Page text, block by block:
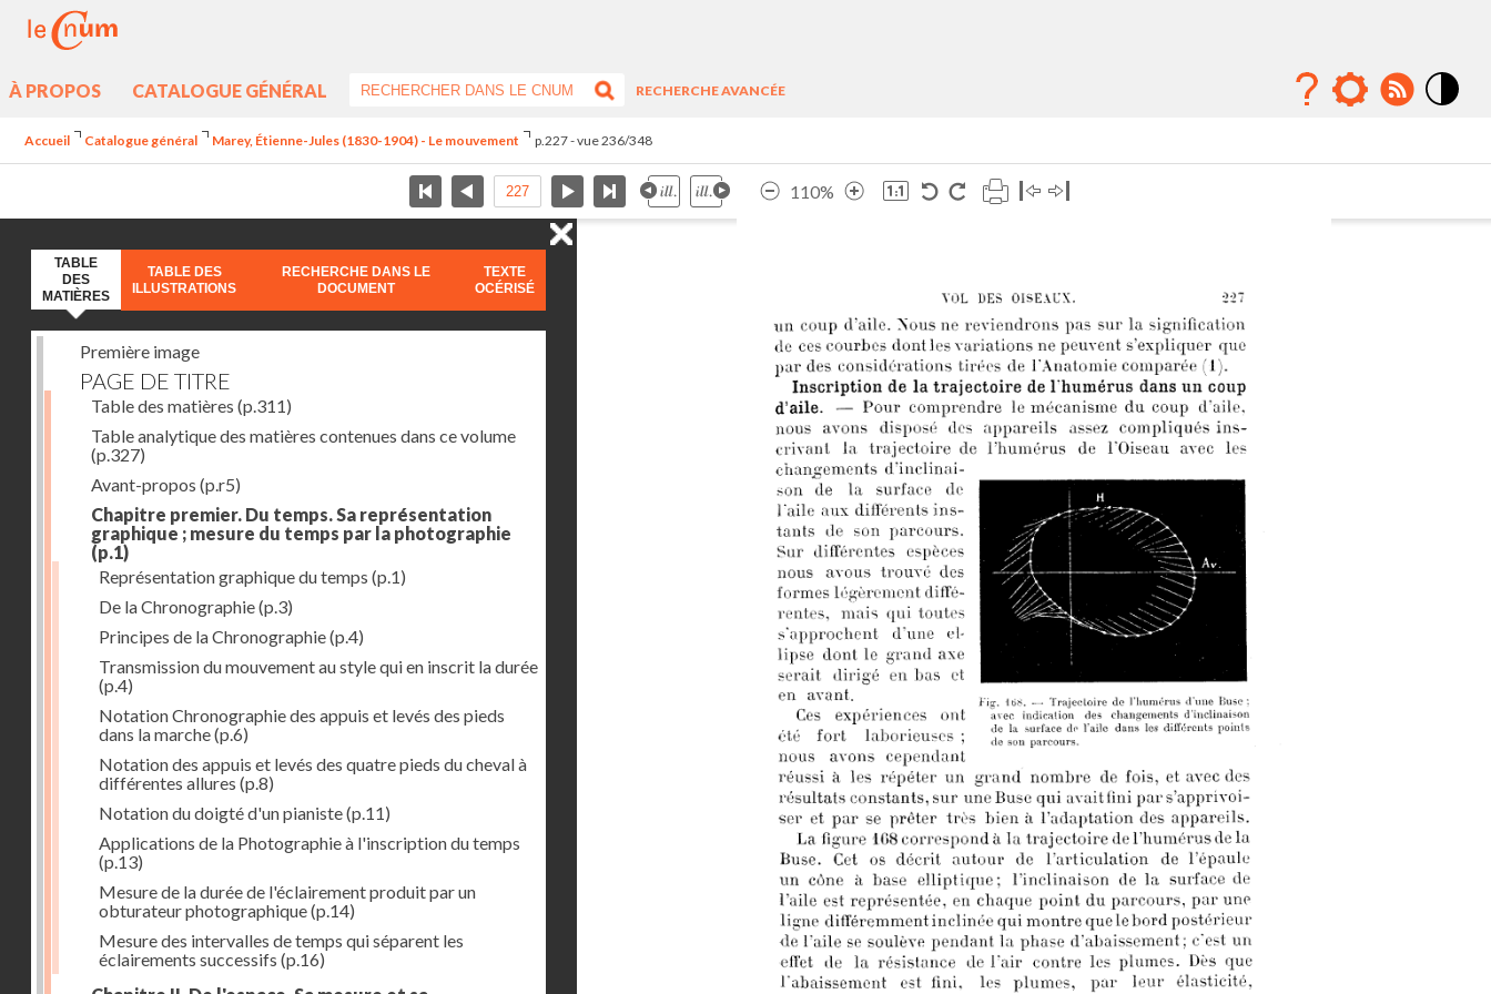
À PROPOS CATALOGUE GÉNÉRAL
RECHERCHE AVANCÉE
Accueil Catalogue général Marey, Étienne-Jules (1830-1904) - Le mouvement p.227 - vue 236/348
110%
TABLE
DES
MATIÈRES
TABLE DES
ILLUSTRATIONS
RECHERCHE DANS LE
DOCUMENT
TEXTE
OCÉRISÉ
Première image
PAGE DE TITRE
Table des matières (p.311)
Table analytique des matières contenues dans ce volume
(p.327)
Avant-propos (p.r5)
Chapitre premier. Du temps. Sa représentation
graphique ; mesure du temps par la photographie
(p.1)
Représentation graphique du temps (p.1)
De la Chronographie(p.3)
Principes de la Chronographie(p.4)
Transmission du mouvement au style qui en inscrit la durée
(p.4)
Notation Chronographie des appuis et levés des pieds
dans la marche(p.6)
Notation des appuis et levés des quatre pieds du cheval à
différentes allures (p.8)
Notation du doigté d'un pianiste(p.11)
Applications de la Photographie à l'inscription du temps
(p.13)
Mesure de la durée de l'éclairement produit par un
obturateur photographique(p.14)
Mesure des intervalles de temps qui séparent les
éclairements successifs (p.16)